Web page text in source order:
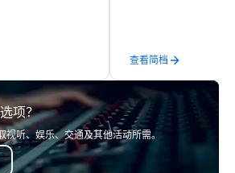
engagement,
through
Our menu
from across
in a vibrant
Each of
spaces,
Robot Racing! We
large groups
States: Robot Build
300 people, Robot
up to 500 people,
200 people, and
查看简档
项？
视听、娱乐、交通及其他活动所需。